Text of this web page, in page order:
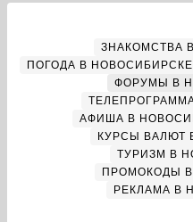
ЗНАКОМСТВА
ПОГОДА В НОВОСИБИРСКЕ
ФОРУМЫ В
АФИША В
КУРСЫ ВАЛЮТ
ТУРИЗМ В
ПРОМОКОДЫ
РЕКЛАМА В